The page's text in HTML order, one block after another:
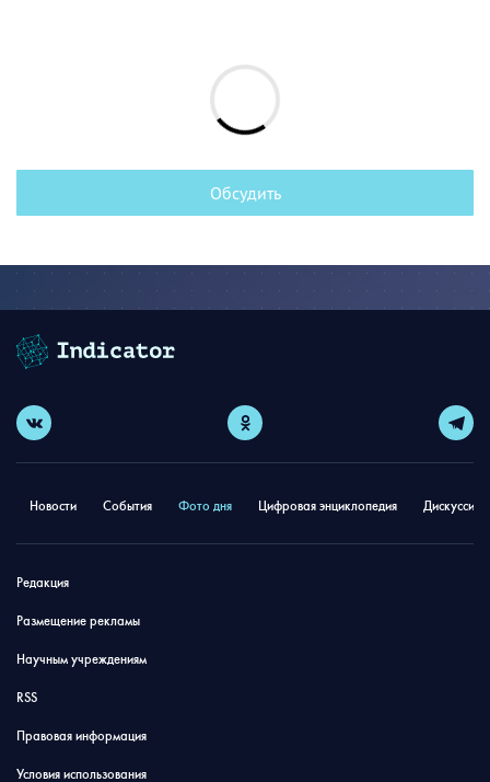
Обсудить
Новости События Фото дня Цифровая энциклопедия
Редакция
Размещение рекламы
Научным учреждениям
RSS
Правовая информация
Условия использования